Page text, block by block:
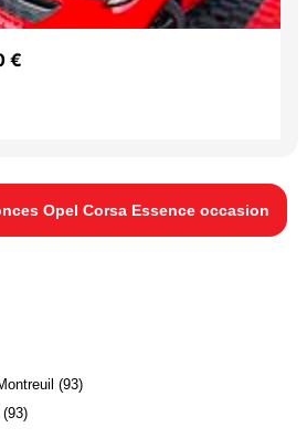
€
Opel Corsa Essence occasion
(93)